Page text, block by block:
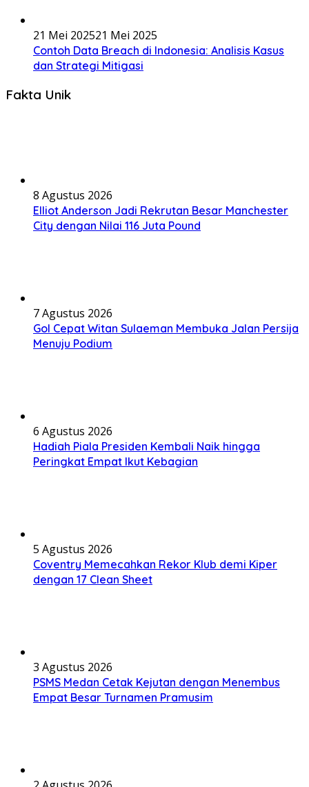
21 Mei 202521 Mei 2025
Contoh Data Breach di Indonesia: Analisis Kasus
dan Strategi Mitigasi
Fakta Unik
8 Agustus 2026
Elliot Anderson Jadi Rekrutan Besar Manchester
City dengan Nilai 116 Juta Pound
7 Agustus 2026
Gol Cepat Witan Sulaeman Membuka Jalan Persija
Menuju Podium
6 Agustus 2026
Hadiah Piala Presiden Kembali Naik hingga
Peringkat Empat Ikut Kebagian
5 Agustus 2026
Coventry Memecahkan Rekor Klub demi Kiper
dengan 17 Clean Sheet
3 Agustus 2026
PSMS Medan Cetak Kejutan dengan Menembus
Empat Besar Turnamen Pramusim